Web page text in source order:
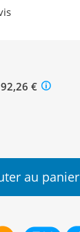
€
au panier